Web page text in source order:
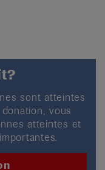
sont atteintes
vous
atteintes et